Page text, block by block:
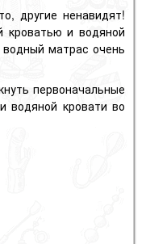
другие ненавидят!
кроватью и водяной
матрас очень
первоначальные
водяной кровати во